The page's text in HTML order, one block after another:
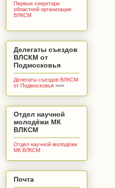
Первые секретари
областной организации
ВЛКСМ
Делегаты съездов
ВЛСКМ от
Подмосковья
Делегаты съездов ВЛКСМ
от Подмосковья >>>
Отдел научной
молодёжи МК
ВЛКСМ
Отдел научной молодёжи
МК ВЛКСМ
Почта